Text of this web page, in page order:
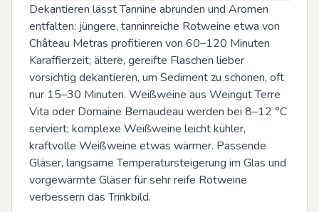
Dekantieren lässt Tannine abrunden und Aromen
entfalten: jüngere, tanninreiche Rotweine etwa von
Château Metras profitieren von 60–120 Minuten
Karaffierzeit; ältere, gereifte Flaschen lieber
vorsichtig dekantieren, um Sediment zu schonen, oft
nur 15–30 Minuten. Weißweine aus Weingut Terre
Vita oder Domaine Bernaudeau werden bei 8–12 °C
serviert; komplexe Weißweine leicht kühler,
kraftvolle Weißweine etwas wärmer. Passende
Gläser, langsame Temperatursteigerung im Glas und
vorgewärmte Gläser für sehr reife Rotweine
verbessern das Trinkbild.